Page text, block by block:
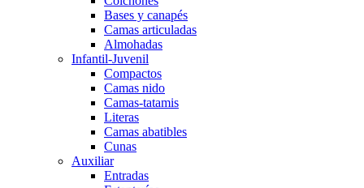
Bases y canapés
Camas articuladas
Almohadas
Infantil-Juvenil
Compactos
Camas nido
Camas-tatamis
Literas
Camas abatibles
Cunas
Auxiliar
Entradas